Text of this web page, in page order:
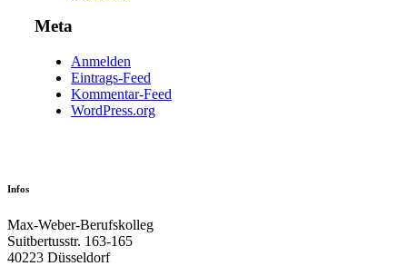
Meta
Anmelden
Eintrags-Feed
Kommentar-Feed
WordPress.org
Infos
Max-Weber-Berufskolleg
Suitbertusstr. 163-165
40223 Düsseldorf